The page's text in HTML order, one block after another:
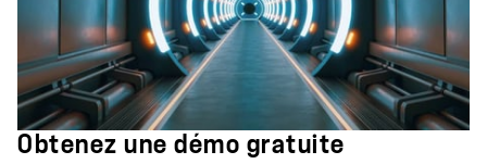
Obtenez une démo gratuite